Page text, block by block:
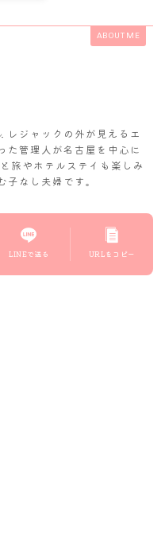
ABOUT ME
レジャックの外が見えるエ
た管理人が名古屋を中心に
旅やホテルステイも楽しみ
なし夫婦です。
LINEで送る URLをコピー